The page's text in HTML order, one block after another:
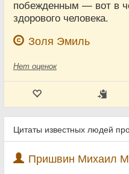
побежденным — вот в
здорового человека.
Золя Эмиль
Нет оценок
Цитаты известных людей
Пришвин Михаил